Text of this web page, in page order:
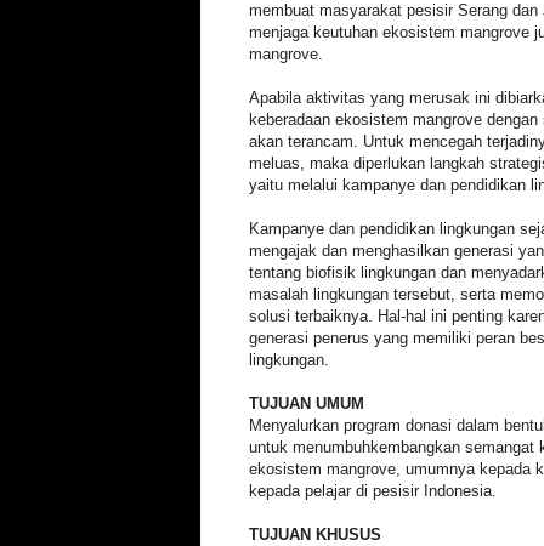
membuat masyarakat pesisir Serang
menjaga keutuhan ekosistem mangrove
mangrove.
Apabila aktivitas yang merusak ini
keberadaan ekosistem mangrove
akan terancam. Untuk mencegah
meluas, maka diperlukan langkah
yaitu melalui kampanye dan pendidikan
Kampanye dan pendidikan lingkungan
mengajak dan menghasilkan generasi
tentang biofisik lingkungan dan
masalah lingkungan tersebut, serta
solusi terbaiknya. Hal-hal ini penting
generasi penerus yang memiliki peran
lingkungan.
TUJUAN UMUM
Menyalurkan program donasi dalam
untuk menumbuhkembangkan semangat
ekosistem mangrove, umumnya kepada
kepada pelajar di pesisir Indonesia.
TUJUAN KHUSUS